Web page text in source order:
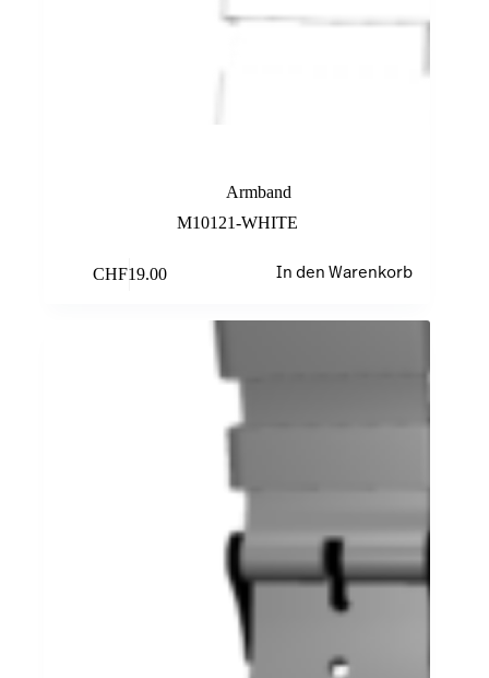
Armband
M10121-WHITE
CHF19.00 In den Warenkorb